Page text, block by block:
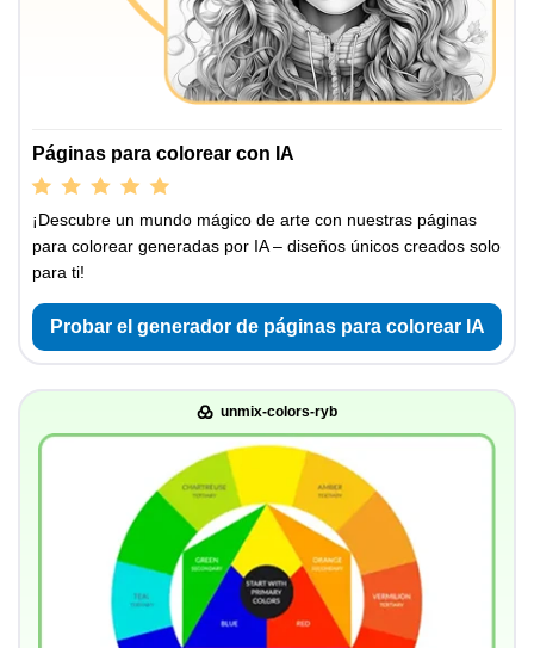
Páginas para colorear con IA
¡Descubre un mundo mágico de arte con nuestras páginas
para colorear generadas por IA – diseños únicos creados solo
para ti!
Probar el generador de páginas para colorear IA
unmix-colors-ryb